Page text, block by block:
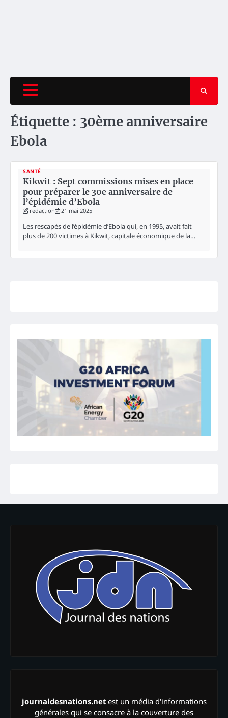
Étiquette : 30ème anniversaire
Ebola
SANTÉ
Kikwit : Sept commissions mises en place
pour préparer le 30e anniversaire de
l’épidémie d’Ebola
redaction 21 mai 2025
Les rescapés de l’épidémie d’Ebola qui, en 1995, avait fait
plus de 200 victimes à Kikwit, capitale économique de la…
journaldesnations.netest un média d'informations
générales qui se consacre à la couverture des